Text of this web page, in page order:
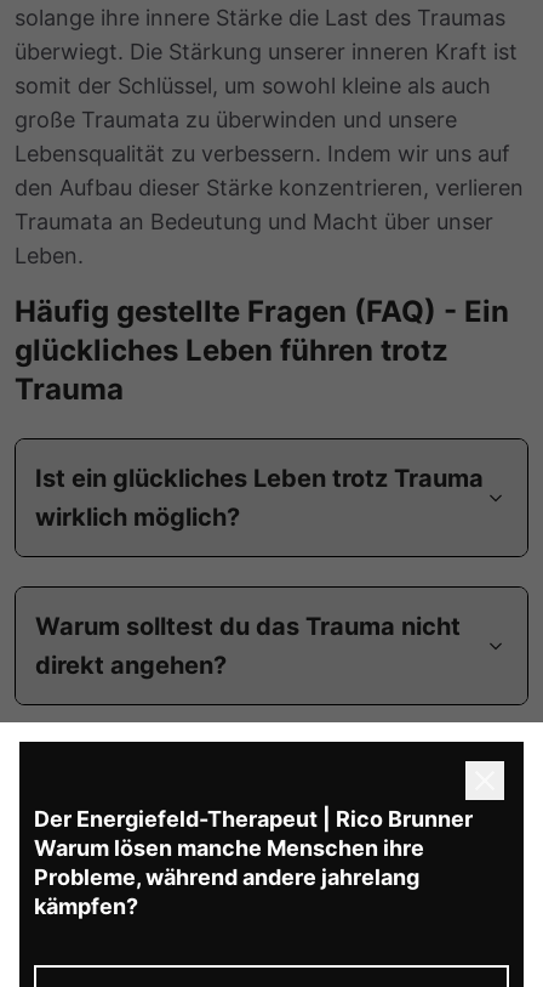
solange ihre innere Stärke die Last des Traumas
überwiegt. Die Stärkung unserer inneren Kraft ist
somit der Schlüssel, um sowohl kleine als auch
große Traumata zu überwinden und unsere
Lebensqualität zu verbessern. Indem wir uns auf
den Aufbau dieser Stärke konzentrieren, verlieren
Traumata an Bedeutung und Macht über unser
Leben.
Häufig gestellte Fragen (FAQ) - Ein
glückliches Leben führen trotz
Trauma
Ist ein glückliches Leben trotz Trauma
wirklich möglich?
Warum solltest du das Trauma nicht
direkt angehen?
aufbauen?
Was passiert, wenn du deine innere
Stärke entwickelst?
Der Energiefeld-Therapeut | Rico Brunner
Warum lösen manche Menschen ihre
Probleme, während andere jahrelang
kämpfen?